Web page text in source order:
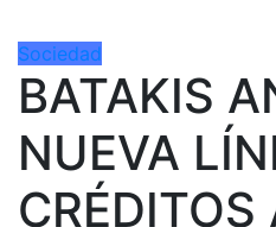
Sociedad
BATAKIS
NUEVA
CRÉDITOS